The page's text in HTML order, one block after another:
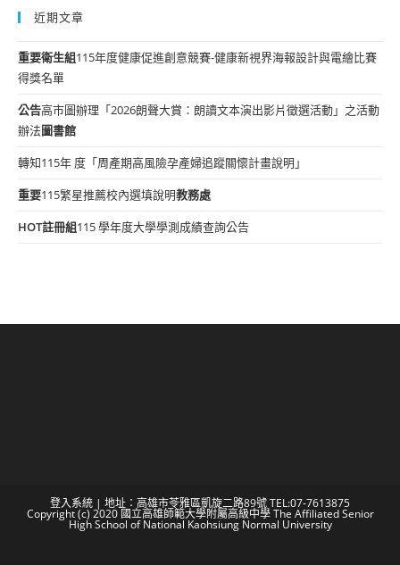
近期文章
重要衛生組115年度健康促進創意競賽-健康新視界海報設計與電繪比賽
得獎名單
公告高市圖辦理「2026朗聲大賞：朗讀文本演出影片徵選活動」之活動
辦法圖書館
轉知115年 度「周產期高風險孕產婦追蹤關懷計畫說明」
重要115繁星推薦校內選填說明教務處
HOT註冊組115 學年度大學學測成績查詢公告
登入系統 | 地址：高雄市苓雅區凱旋二路89號 TEL:07-7613875
Copyright (c) 2020 國立高雄師範大學附屬高級中學 The Affiliated Senior
High School of National Kaohsiung Normal University